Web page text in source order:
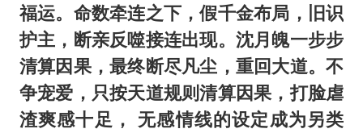
福运。命数牵连之下，假千金布局，旧识
护主，断亲反噬接连出现。沈月魄一步步
清算因果，最终断尽凡尘，重回大道。不
争宠爱，只按天道规则清算因果，打脸虐
渣爽感十足， 无感情线的设定成为另类